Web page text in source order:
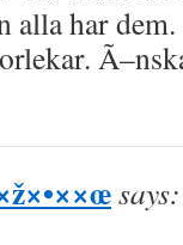
alla har
says: